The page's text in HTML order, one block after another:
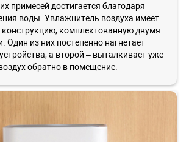
примесей достигается благодаря
воды. Увлажнитель воздуха имеет
конструкцию, комплектованную двумя
Один из них постепенно нагнетает
а второй – выталкивает уже
обратно в помещение.